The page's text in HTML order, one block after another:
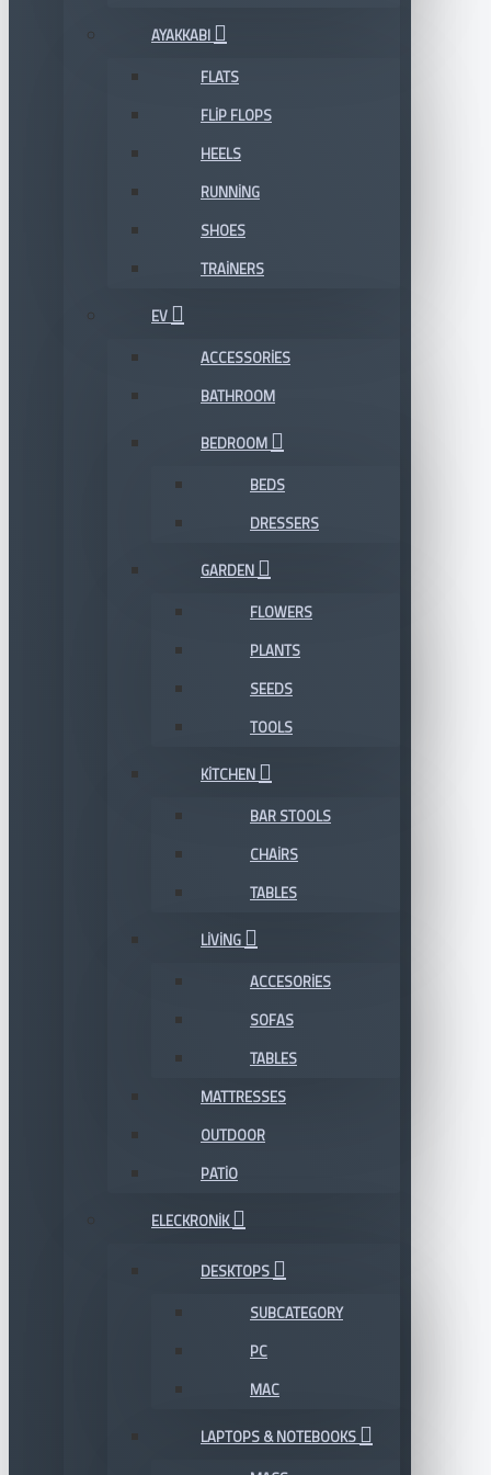
AYAKKABI
FLATS
FLIP FLOPS
HEELS
RUNNING
SHOES
TRAINERS
EV
ACCESSORIES
BATHROOM
BEDROOM
BEDS
DRESSERS
GARDEN
FLOWERS
PLANTS
SEEDS
TOOLS
KITCHEN
BAR STOOLS
CHAIRS
TABLES
LIVING
ACCESORIES
SOFAS
TABLES
MATTRESSES
OUTDOOR
PATIO
ELECKRONIK
DESKTOPS
SUBCATEGORY
PC
MAC
LAPTOPS & NOTEBOOKS